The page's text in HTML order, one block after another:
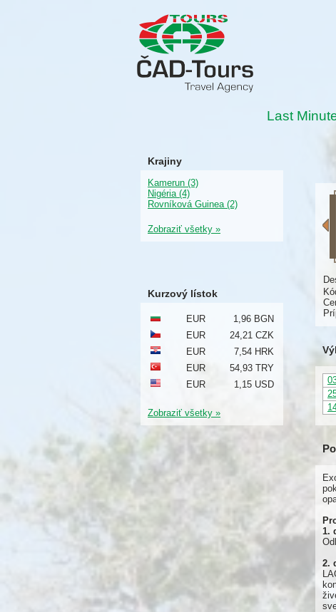
Last
1.
2.
Krajiny
Kamerun (3)
Nigéria (4)
Rovníková Guinea (2)
Zobraziť všetky »
Kurzový lístok
EUR
1,96 BGN
EUR
24,21 CZK
EUR
7,54 HRK
EUR
54,93 TRY
EUR
1,15 USD
Zobraziť všetky »